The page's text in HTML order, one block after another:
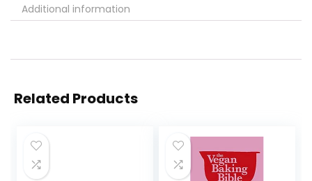
Additional information
Related Products